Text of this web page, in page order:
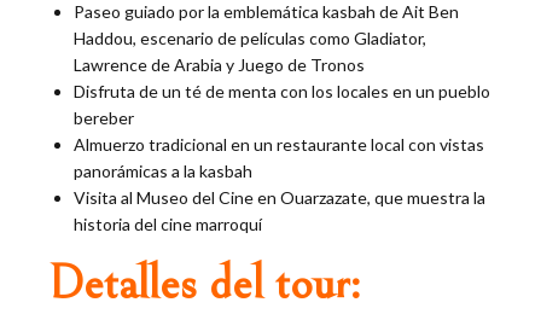
Paseo guiado por la emblemática kasbah de Ait Ben
Haddou, escenario de películas como Gladiator,
Lawrence de Arabia y Juego de Tronos
Disfruta de un té de menta con los locales en un pueblo
bereber
Almuerzo tradicional en un restaurante local con vistas
panorámicas a la kasbah
Visita al Museo del Cine en Ouarzazate, que muestra la
historia del cine marroquí
Detalles del tour: